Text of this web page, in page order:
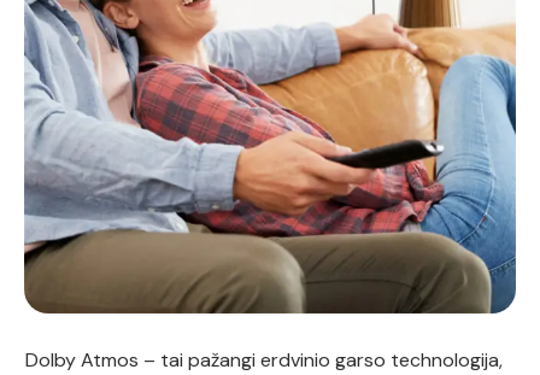
Dolby Atmos – tai pažangi erdvinio garso technologija,